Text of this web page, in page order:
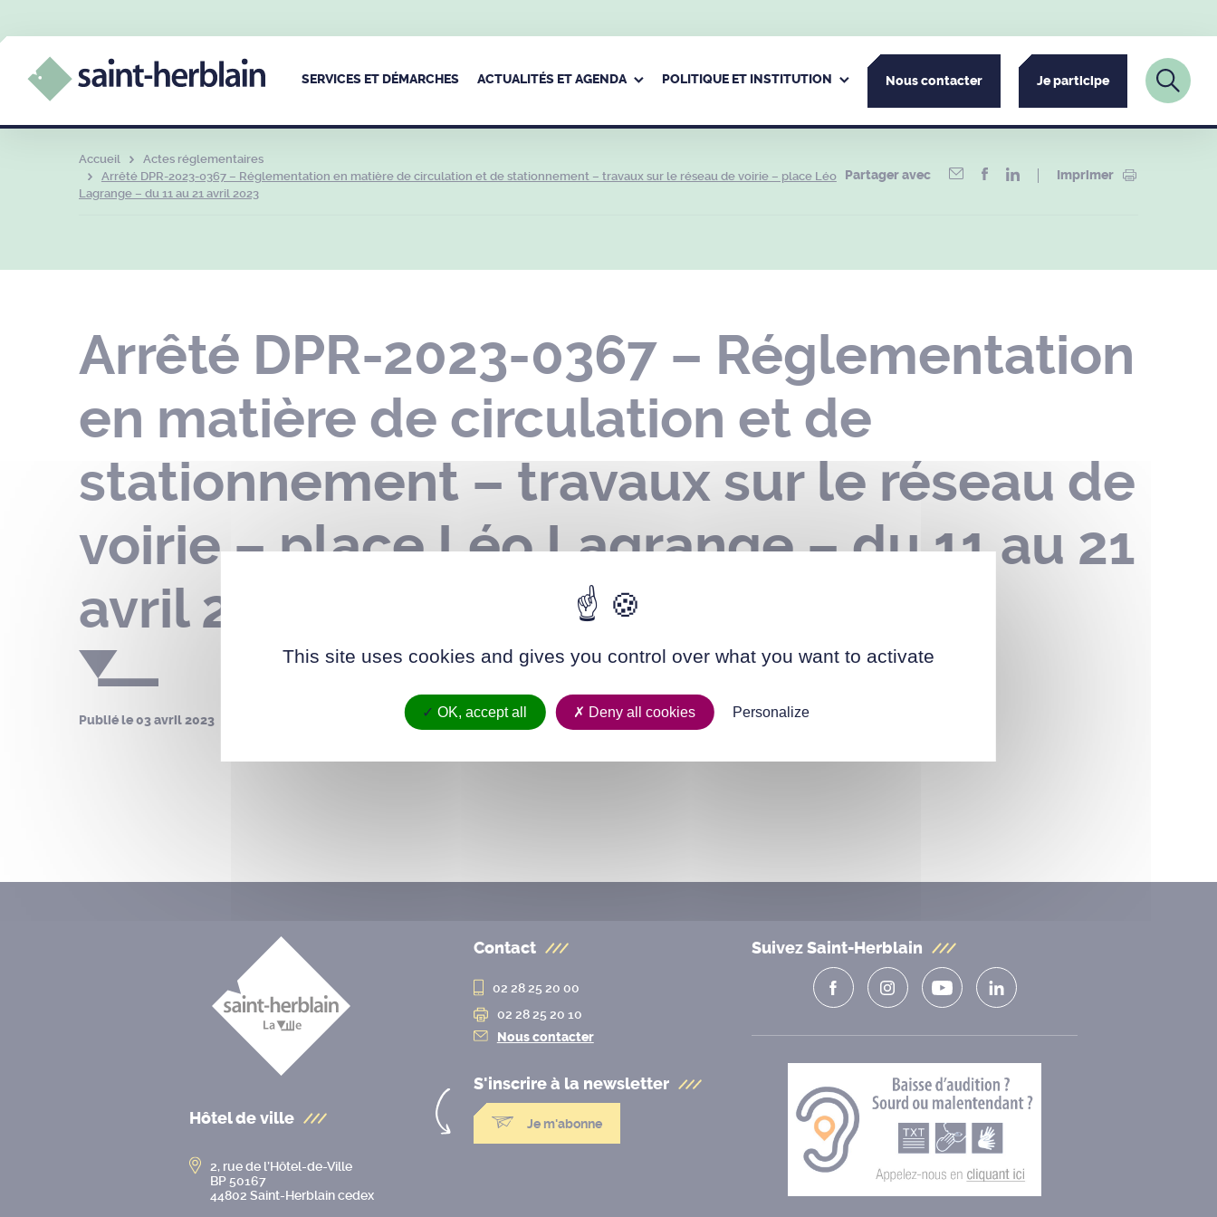
SERVICES ET DÉMARCHES ACTUALITÉS ET AGENDA POLITIQUE ET INSTITUTION Nous contacter Je participe
Accueil
Actes réglementaires
Arrêté DPR-2023-0367 – Réglementation en matière de circulation et de stationnement – travaux sur le réseau de voirie – place Léo
Lagrange – du 11 au 21 avril 2023
Partager avec Imprimer
Arrêté DPR-2023-0367 – Réglementation
en matière de circulation et de
stationnement – travaux sur le réseau de
voirie – place Léo Lagrange – du 11 au 21
avril 2023
Publié le03 avril 2023
Hôtel de ville
2, rue de l’Hôtel-de-Ville
BP 50167
44802 Saint-Herblain cedex
Contact
02 28 25 20 00
02 28 25 20 10
Nous contacter
S'inscrire à la newsletter
Je m'abonne
Suivez Saint-Herblain
This site uses cookies and gives you control over what you want to activate
OK, accept all Deny all cookies Personalize